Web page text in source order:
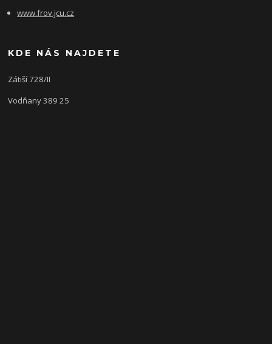
www.frov.jcu.cz
KDE NÁS NAJDETE
Zátiší 728/II
Vodňany 389 25